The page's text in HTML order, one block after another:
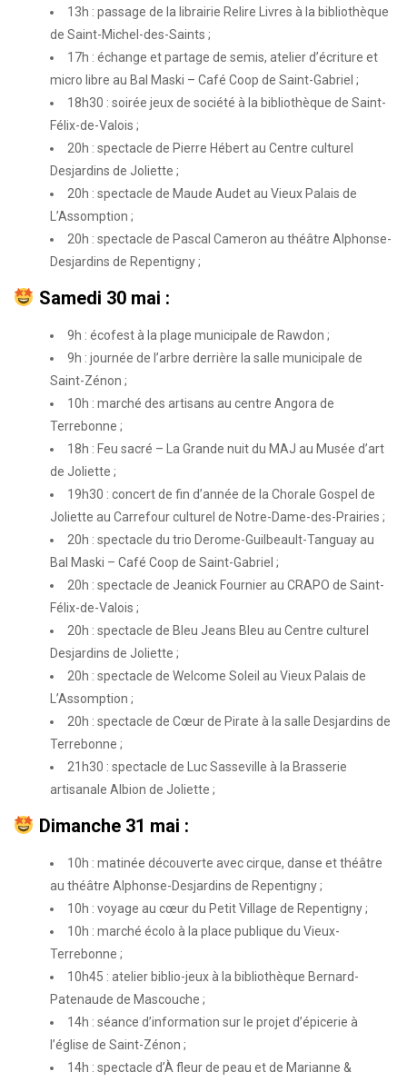
13h : passage de la librairie Relire Livres à la bibliothèque
de Saint-Michel-des-Saints ;
17h : échange et partage de semis, atelier d’écriture et
micro libre au Bal Maski – Café Coop de Saint-Gabriel ;
18h30 : soirée jeux de société à la bibliothèque de Saint-
Félix-de-Valois ;
20h : spectacle de Pierre Hébert au Centre culturel
Desjardins de Joliette ;
20h : spectacle de Maude Audet au Vieux Palais de
L’Assomption ;
20h : spectacle de Pascal Cameron au théâtre Alphonse-
Desjardins de Repentigny ;
Samedi 30 mai :
9h : écofest à la plage municipale de Rawdon ;
9h : journée de l’arbre derrière la salle municipale de
Saint-Zénon ;
10h : marché des artisans au centre Angora de
Terrebonne ;
18h : Feu sacré – La Grande nuit du MAJ au Musée d’art
de Joliette ;
19h30 : concert de fin d’année de la Chorale Gospel de
Joliette au Carrefour culturel de Notre-Dame-des-Prairies ;
20h : spectacle du trio Derome-Guilbeault-Tanguay au
Bal Maski – Café Coop de Saint-Gabriel ;
20h : spectacle de Jeanick Fournier au CRAPO de Saint-
Félix-de-Valois ;
20h : spectacle de Bleu Jeans Bleu au Centre culturel
Desjardins de Joliette ;
20h : spectacle de Welcome Soleil au Vieux Palais de
L’Assomption ;
20h : spectacle de Cœur de Pirate à la salle Desjardins de
Terrebonne ;
21h30 : spectacle de Luc Sasseville à la Brasserie
artisanale Albion de Joliette ;
Dimanche 31 mai :
10h : matinée découverte avec cirque, danse et théâtre
au théâtre Alphonse-Desjardins de Repentigny ;
10h : voyage au cœur du Petit Village de Repentigny ;
10h : marché écolo à la place publique du Vieux-
Terrebonne ;
10h45 : atelier biblio-jeux à la bibliothèque Bernard-
Patenaude de Mascouche ;
14h : séance d’information sur le projet d’épicerie à
l’église de Saint-Zénon ;
14h : spectacle d’À fleur de peau et de Marianne &